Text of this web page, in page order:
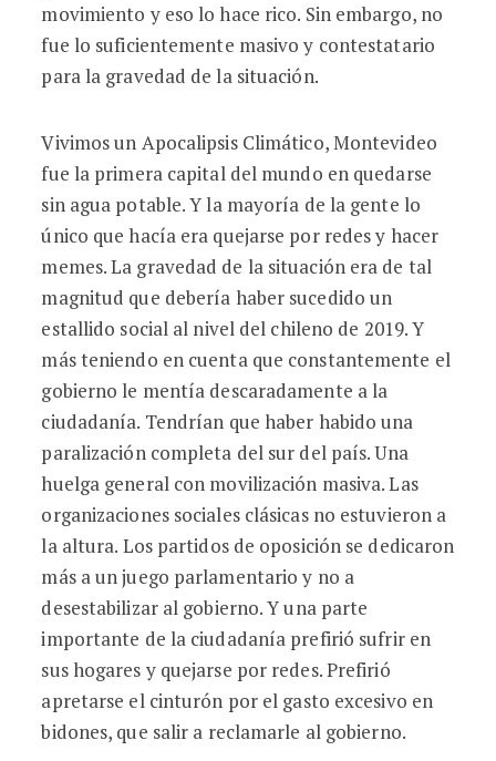
movimiento y eso lo hace rico. Sin embargo, no
fue lo suficientemente masivo y contestatario
para la gravedad de la situación.
Vivimos un Apocalipsis Climático, Montevideo
fue la primera capital del mundo en quedarse
sin agua potable. Y la mayoría de la gente lo
único que hacía era quejarse por redes y hacer
memes. La gravedad de la situación era de tal
magnitud que debería haber sucedido un
estallido social al nivel del chileno de 2019. Y
más teniendo en cuenta que constantemente el
gobierno le mentía descaradamente a la
ciudadanía. Tendrían que haber habido una
paralización completa del sur del país. Una
huelga general con movilización masiva. Las
organizaciones sociales clásicas no estuvieron a
la altura. Los partidos de oposición se dedicaron
más a un juego parlamentario y no a
desestabilizar al gobierno. Y una parte
importante de la ciudadanía prefirió sufrir en
sus hogares y quejarse por redes. Prefirió
apretarse el cinturón por el gasto excesivo en
bidones, que salir a reclamarle al gobierno.